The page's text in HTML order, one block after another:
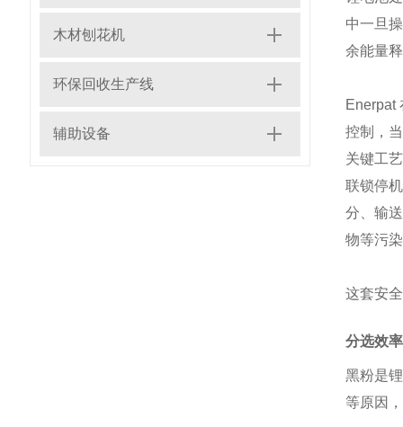
木材刨花机
环保回收生产线
辅助设备
中一旦
余能量
Enerpat
控制，
关键工
联锁停
分、输
物等污
这套安
分选效
黑粉是
等原因